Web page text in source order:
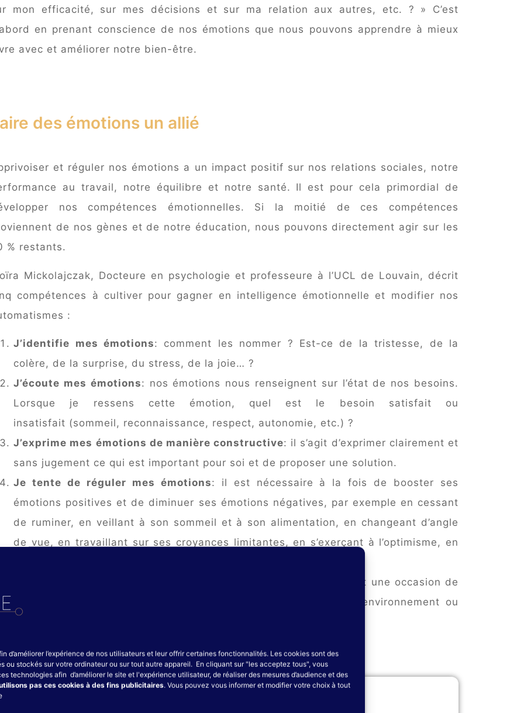
d’améliorer l’expérience de nos utilisateurs et leur offrir certaines fonctionnalités. Les cookies sont des
ou stockés sur votre ordinateur ou sur tout autre appareil. En cliquant sur "les acceptez tous", vous
technologies afin d’améliorer le site et l'expérience utilisateur, de réaliser des mesures d’audience et des
pas ces cookies à des fins publicitaires. Vous pouvez vous informer et modifier votre choix à tout
mon efficacité, sur mes décisions et sur ma relation aux autres, etc. ? » C’est
en prenant conscience de nos émotions que nous pouvons apprendre à mieux
avec et améliorer notre bien-être.
des émotions un allié
et réguler nos émotions a un impact positif sur nos relations sociales, notre
au travail, notre équilibre et notre santé. Il est pour cela primordial de
nos compétences émotionnelles. Si la moitié de ces compétences
de nos gènes et de notre éducation, nous pouvons directement agir sur les
% restants.
Mickolajczak, Docteure en psychologie et professeure à l’UCL de Louvain, décrit
compétences à cultiver pour gagner en intelligence émotionnelle et modifier nos
:
J’identifie mes émotions: comment les nommer ? Est-ce de la tristesse, de la
colère, de la surprise, du stress, de la joie… ?
J’écoute mes émotions: nos émotions nous renseignent sur l’état de nos besoins.
Lorsque je ressens cette émotion, quel est le besoin satisfait ou
insatisfait (sommeil, reconnaissance, respect, autonomie, etc.) ?
J’exprime mes émotions de manière constructive: il s’agit d’exprimer clairement et
sans jugement ce qui est important pour soi et de proposer une solution.
Je tente de réguler mes émotions: il est nécessaire à la fois de booster ses
émotions positives et de diminuer ses émotions négatives, par exemple en cessant
de ruminer, en veillant à son sommeil et à son alimentation, en changeant d’angle
de vue, en travaillant sur ses croyances limitantes, en s’exerçant à l’optimisme, en
: en prenant du recul sur la situation, c’est une occasion de
se questionner sur ce qu’il est possible de changer dans son environnement ou